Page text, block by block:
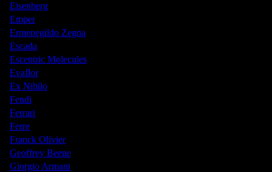
Eisenberg
Emper
Ermenegildo Zegna
Escada
Escentric Molecules
Evaflor
Ex Nihilo
Fendi
Ferrari
Ferre
Franck Olivier
Geoffrey Beene
Giorgio Armani